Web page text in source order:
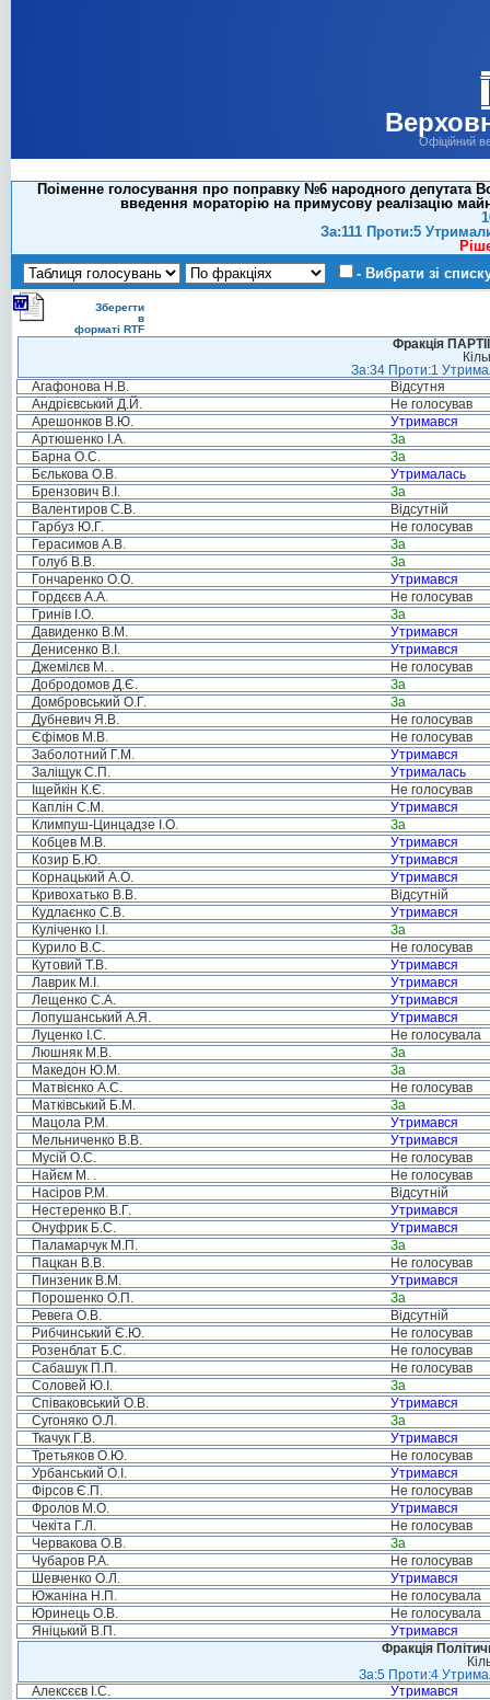
Офіційний
Поіменне голосування про поправку №6 народного депутата
введення мораторію на примусову реалізацію
За:111 Проти:5
- Вибрати зі
Зберегти
в
форматі RTF
Фракція
За:34 Проти:1
Агафонова Н.В.
Відсутня
Андрієвський Д.Й.
Не голосував
Арешонков В.Ю.
Утримався
Артюшенко І.А.
За
Барна О.С.
За
Бєлькова О.В.
Утрималась
Брензович В.І.
За
Валентиров С.В.
Відсутній
Гарбуз Ю.Г.
Не голосував
Герасимов А.В.
За
Голуб В.В.
За
Гончаренко О.О.
Утримався
Гордєєв А.А.
Не голосував
Гринів І.О.
За
Давиденко В.М.
Утримався
Денисенко В.І.
Утримався
Джемілєв М. .
Не голосував
Добродомов Д.Є.
За
Домбровський О.Г.
За
Дубневич Я.В.
Не голосував
Єфімов М.В.
Не голосував
Заболотний Г.М.
Утримався
Заліщук С.П.
Утрималась
Іщейкін К.Є.
Не голосував
Каплін С.М.
Утримався
Климпуш-Цинцадзе І.О.
За
Кобцев М.В.
Утримався
Козир Б.Ю.
Утримався
Корнацький А.О.
Утримався
Кривохатько В.В.
Відсутній
Кудлаєнко С.В.
Утримався
Куліченко І.І.
За
Курило В.С.
Не голосував
Кутовий Т.В.
Утримався
Лаврик М.І.
Утримався
Лещенко С.А.
Утримався
Лопушанський А.Я.
Утримався
Луценко І.С.
Не голосувала
Люшняк М.В.
За
Македон Ю.М.
За
Матвієнко А.С.
Не голосував
Матківський Б.М.
За
Мацола Р.М.
Утримався
Мельниченко В.В.
Утримався
Мусій О.С.
Не голосував
Найєм М. .
Не голосував
Насіров Р.М.
Відсутній
Нестеренко В.Г.
Утримався
Онуфрик Б.С.
Утримався
Паламарчук М.П.
За
Пацкан В.В.
Не голосував
Пинзеник В.М.
Утримався
Порошенко О.П.
За
Ревега О.В.
Відсутній
Рибчинський Є.Ю.
Не голосував
Розенблат Б.С.
Не голосував
Сабашук П.П.
Не голосував
Соловей Ю.І.
За
Співаковський О.В.
Утримався
Сугоняко О.Л.
За
Ткачук Г.В.
Утримався
Третьяков О.Ю.
Не голосував
Урбанський О.І.
Утримався
Фірсов Є.П.
Не голосував
Фролов М.О.
Утримався
Чекіта Г.Л.
Не голосував
Червакова О.В.
За
Чубаров Р.А.
Не голосував
Шевченко О.Л.
Утримався
Южаніна Н.П.
Не голосувала
Юринець О.В.
Не голосувала
Яніцький В.П.
Утримався
Фракція
За:5 Проти:4
Алексєєв І.С.
Утримався